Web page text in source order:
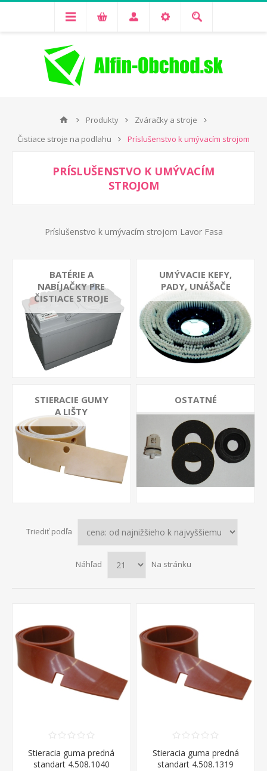
Produkty
Zváračky a stroje
Čistiace stroje na podlahu
Príslušenstvo k umývacím strojom
PRÍSLUŠENSTVO K UMÝVACÍM
STROJOM
Príslušenstvo k umývacím strojom Lavor Fasa
BATÉRIE A
NABÍJAČKY PRE
ČISTIACE STROJE
UMÝVACIE KEFY,
PADY, UNÁŠAČE
STIERACIE GUMY
A LIŠTY
OSTATNÉ
Triediť podľa
Náhľad Na stránku
Stieracia guma predná
standart 4.508.1040
Stieracia guma predná
standart 4.508.1319